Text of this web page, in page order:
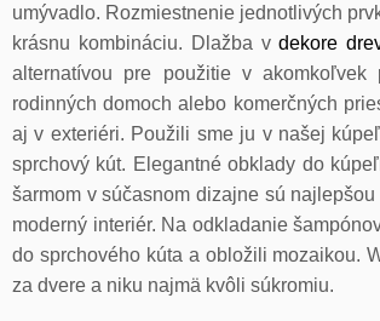
umývadlo. Rozmiestnenie jednotlivých
krásnu kombináciu. Dlažba vdekore
alternatívou pre použitie v
rodinných domoch alebo komerčných
aj v exteriéri. Použili sme ju v našej
sprchový kút. Elegantné obklady do
šarmom v súčasnom dizajne sú
moderný interiér. Na odkladanie
do sprchového kúta a obložili mozaikou.
za dvere a niku najmä kvôli súkromiu.